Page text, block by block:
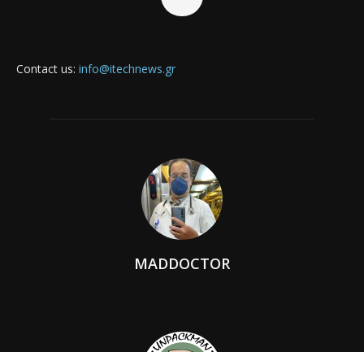
Contact us: info@itechnews.gr
MADDOCTOR